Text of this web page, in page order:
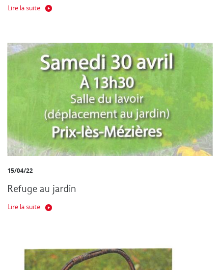
Lire la suite
15/04/22
Refuge au jardin
Lire la suite